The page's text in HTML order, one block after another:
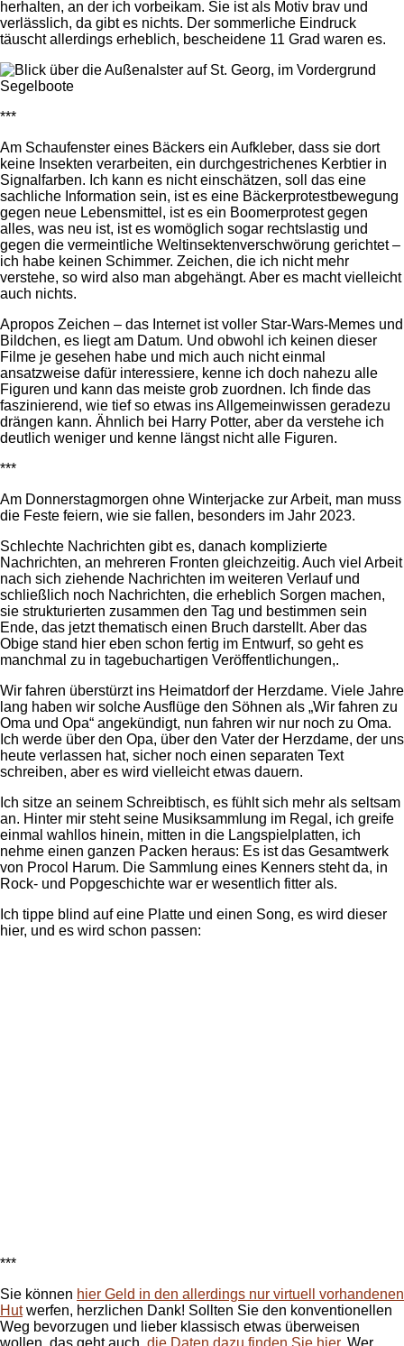
herhalten, an der ich vorbeikam. Sie ist als Motiv brav und
verlässlich, da gibt es nichts. Der sommerliche Eindruck
täuscht allerdings erheblich, bescheidene 11 Grad waren es.
***
Am Schaufenster eines Bäckers ein Aufkleber, dass sie dort
keine Insekten verarbeiten, ein durchgestrichenes Kerbtier in
Signalfarben. Ich kann es nicht einschätzen, soll das eine
sachliche Information sein, ist es eine Bäckerprotestbewegung
gegen neue Lebensmittel, ist es ein Boomerprotest gegen
alles, was neu ist, ist es womöglich sogar rechtslastig und
gegen die vermeintliche Weltinsektenverschwörung gerichtet –
ich habe keinen Schimmer. Zeichen, die ich nicht mehr
verstehe, so wird also man abgehängt. Aber es macht vielleicht
auch nichts.
Apropos Zeichen – das Internet ist voller Star-Wars-Memes und
Bildchen, es liegt am Datum. Und obwohl ich keinen dieser
Filme je gesehen habe und mich auch nicht einmal
ansatzweise dafür interessiere, kenne ich doch nahezu alle
Figuren und kann das meiste grob zuordnen. Ich finde das
faszinierend, wie tief so etwas ins Allgemeinwissen geradezu
drängen kann. Ähnlich bei Harry Potter, aber da verstehe ich
deutlich weniger und kenne längst nicht alle Figuren.
***
Am Donnerstagmorgen ohne Winterjacke zur Arbeit, man muss
die Feste feiern, wie sie fallen, besonders im Jahr 2023.
Schlechte Nachrichten gibt es, danach komplizierte
Nachrichten, an mehreren Fronten gleichzeitig. Auch viel Arbeit
nach sich ziehende Nachrichten im weiteren Verlauf und
schließlich noch Nachrichten, die erheblich Sorgen machen,
sie strukturierten zusammen den Tag und bestimmen sein
Ende, das jetzt thematisch einen Bruch darstellt. Aber das
Obige stand hier eben schon fertig im Entwurf, so geht es
manchmal zu in tagebuchartigen Veröffentlichungen,.
Wir fahren überstürzt ins Heimatdorf der Herzdame. Viele Jahre
lang haben wir solche Ausflüge den Söhnen als „Wir fahren zu
Oma und Opa“ angekündigt, nun fahren wir nur noch zu Oma.
Ich werde über den Opa, über den Vater der Herzdame, der uns
heute verlassen hat, sicher noch einen separaten Text
schreiben, aber es wird vielleicht etwas dauern.
Ich sitze an seinem Schreibtisch, es fühlt sich mehr als seltsam
an. Hinter mir steht seine Musiksammlung im Regal, ich greife
einmal wahllos hinein, mitten in die Langspielplatten, ich
nehme einen ganzen Packen heraus: Es ist das Gesamtwerk
von Procol Harum. Die Sammlung eines Kenners steht da, in
Rock- und Popgeschichte war er wesentlich fitter als.
Ich tippe blind auf eine Platte und einen Song, es wird dieser
hier, und es wird schon passen:
***
Sie können hier Geld in den allerdings nur virtuell vorhandenen
Hutwerfen, herzlichen Dank! Sollten Sie den konventionellen
Weg bevorzugen und lieber klassisch etwas überweisen
wollen, das geht auch, die Daten dazu finden Sie hier. Wer